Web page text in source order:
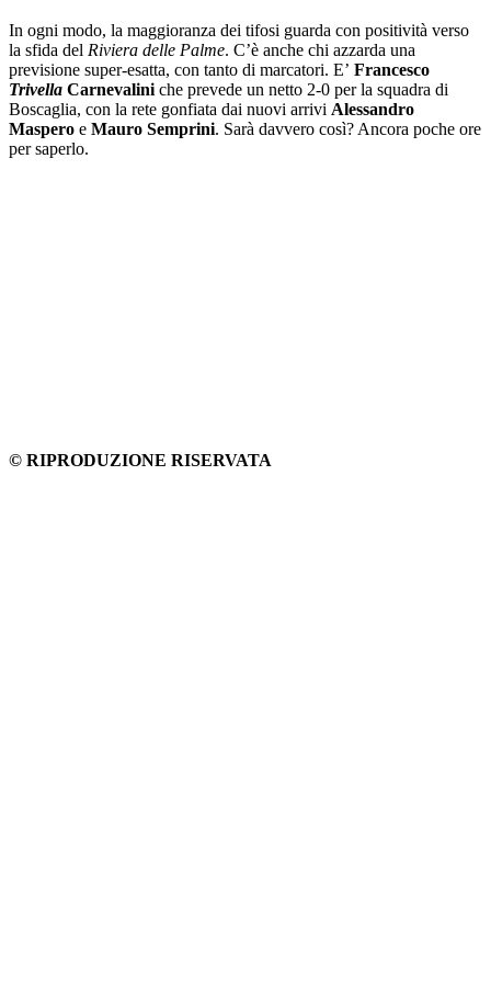
In ogni modo, la maggioranza dei tifosi guarda con positività verso
la sfida del Riviera delle Palme. C’è anche chi azzarda una
previsione super-esatta, con tanto di marcatori. E’ Francesco
Trivella Carnevalini che prevede un netto 2-0 per la squadra di
Boscaglia, con la rete gonfiata dai nuovi arrivi Alessandro
Maspero e Mauro Semprini. Sarà davvero così? Ancora poche ore
per saperlo.
© RIPRODUZIONE RISERVATA